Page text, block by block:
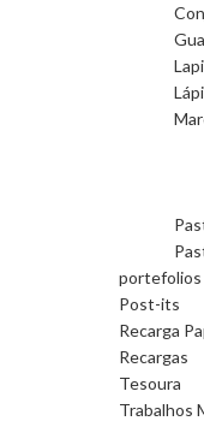
portefolios
Post-its
Recarga
Recargas
Tesoura
Trabalhos